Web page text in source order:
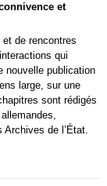
et
de rencontres
qui
nouvelle publication
large, sur une
sont rédigés
de l’État.